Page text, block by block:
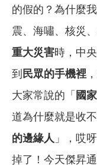
的假的？為什麼
震、海嘯、核災
重大災害時，中
到 民眾的手機裡
大家常說的「 國
道為什麼就是收
的邊緣人 」，哎
掉了！今天傑昇